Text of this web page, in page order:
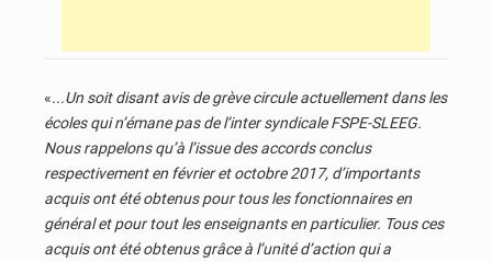
«...Un soit disant avis de grève circule actuellement dans les
écoles qui n’émane pas de l’inter syndicale FSPE-SLEEG.
Nous rappelons qu’à l’issue des accords conclus
respectivement en février et octobre 2017, d’importants
acquis ont été obtenus pour tous les fonctionnaires en
général et pour tout les enseignants en particulier. Tous ces
acquis ont été obtenus grâce à l’unité d’action qui a